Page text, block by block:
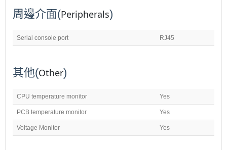
周邊介面(Peripherals)
Serial console port RJ45
其他(Other)
CPU temperature monitor Yes
PCB temperature monitor Yes
Voltage Monitor Yes